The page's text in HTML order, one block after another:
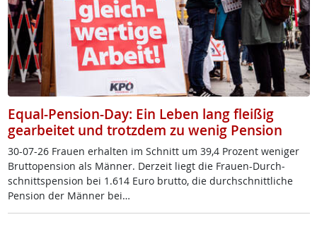
Equal-Pension-Day: Ein Leben lang fleißig
gearbeitet und trotzdem zu wenig Pension
30-07-26 Frau­en er­hal­ten im Schnitt um 39,4 Pro­zent we­ni­ger
Brut­to­pen­si­on als Män­ner. Der­zeit liegt die Frau­en-Durch­
schnitt­s­pen­si­on bei 1.614 Eu­ro brut­to, die durch­schnitt­li­che
Pen­si­on der Män­ner bei…